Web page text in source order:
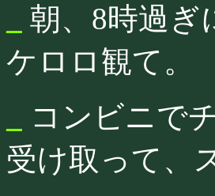
朝、8時過ぎ
ケロロ観て。
コンビニで
受け取って、